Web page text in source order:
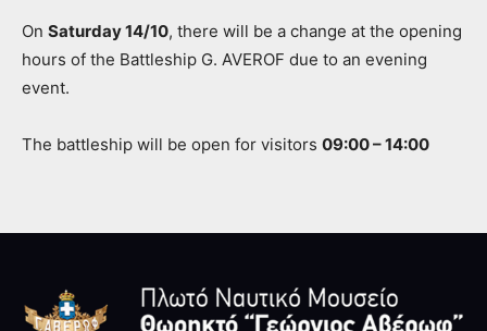
On Saturday 14/10, there will be a change at the opening
hours of the Battleship G. AVEROF due to an evening
event.
The battleship will be open for visitors 09:00 – 14:00